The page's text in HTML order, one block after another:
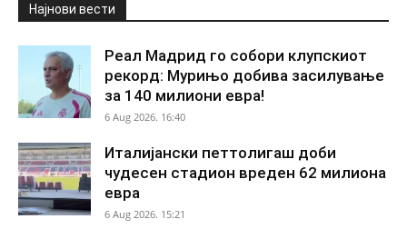
Најнови вести
Реал Мадрид го собори клупскиот
рекорд: Мурињо добива засилување
за 140 милиони евра!
6 Aug 2026. 16:40
Италијански петтолигаш доби
чудесен стадион вреден 62 милиона
евра
6 Aug 2026. 15:21